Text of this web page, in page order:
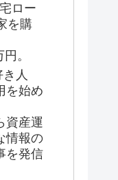
ロー
を購
。
人
を始め
資産運
情報の
を発信